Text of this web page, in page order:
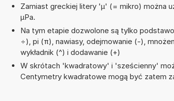
Zamiast greckiej litery 'µ' (= mikro) można
µPa.
Na tym etapie dozwolone są tylko
÷), pi (π), nawiasy, odejmowanie (-),
wykładnik (^) i dodawanie (+)
W skrótach 'kwadratowy' i 'sześcienny'
Centymetry kwadratowe mogą być zatem